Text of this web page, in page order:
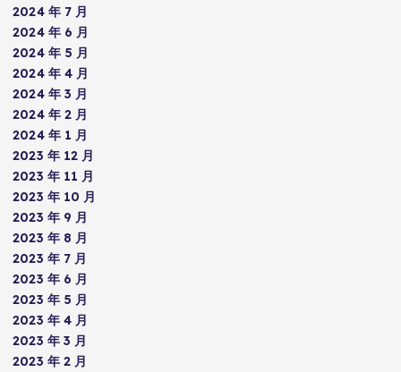
2024 年 7 月
2024 年 6 月
2024 年 5 月
2024 年 4 月
2024 年 3 月
2024 年 2 月
2024 年 1 月
2023 年 12 月
2023 年 11 月
2023 年 10 月
2023 年 9 月
2023 年 8 月
2023 年 7 月
2023 年 6 月
2023 年 5 月
2023 年 4 月
2023 年 3 月
2023 年 2 月